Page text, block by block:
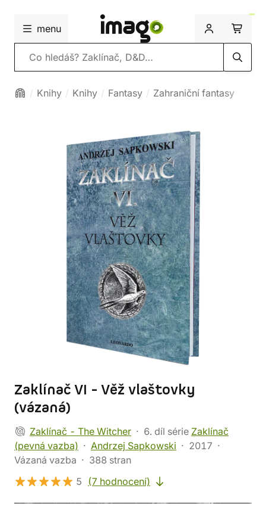
menu
Vyhledávání
Knihy Knihy Fantasy Zahraniční fantasy
Zaklínač VI - Věž vlaštovky
(vázaná)
Zaklínač - The Witcher 6. díl série Zaklínač
(pevná vazba)
Andrzej Sapkowski
2017
Vázaná vazba
388 stran
5
(7 hodnocení)